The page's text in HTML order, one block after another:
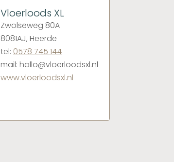
Vloerloods XL
Zwolseweg 80A
8081AJ, Heerde
tel: 0578 745 144
mail: hallo@vloerloodsxl.nl
www.vloerloodsxl.nl